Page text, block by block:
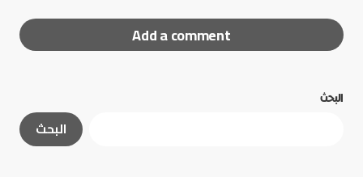
Add a comment
الحقول الإلزامية
البحث
البحث